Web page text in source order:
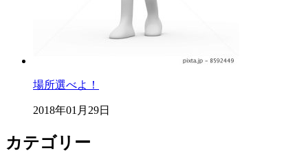
場所選べよ！
2018年01月29日
カテゴリー